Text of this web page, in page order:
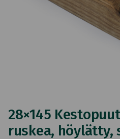
28×145
ruskea, höylätty,